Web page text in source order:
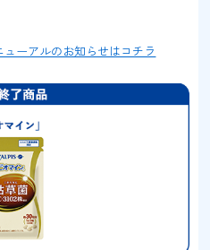
ューアルのお知らせはコチラ